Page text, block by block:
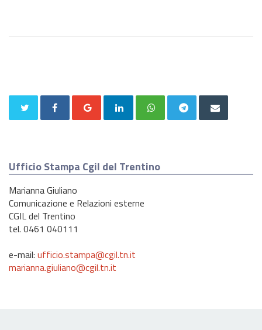
Ufficio Stampa Cgil del Trentino
Marianna Giuliano
Comunicazione e Relazioni esterne
CGIL del Trentino
tel. 0461 040111
e-mail: ufficio.stampa@cgil.tn.it
marianna.giuliano@cgil.tn.it